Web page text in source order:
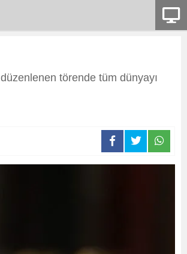
törende tüm dünyayı